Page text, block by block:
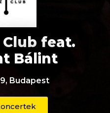
Club feat.
Bálint
Budapest